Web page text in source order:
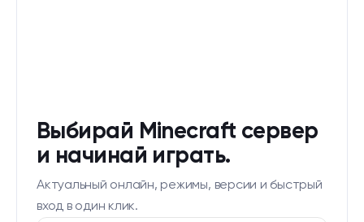
Выбирай Minecraft сервер
и начинай играть.
Актуальный онлайн, режимы, версии и быстрый
вход в один клик.